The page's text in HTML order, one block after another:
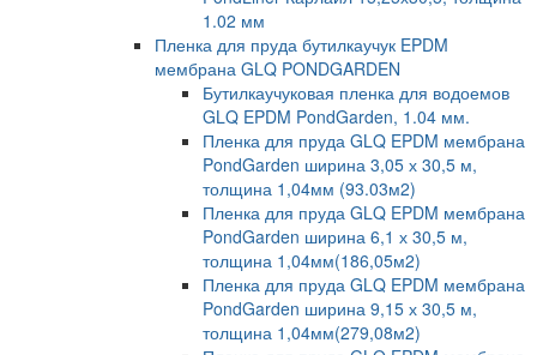
1.02 мм
Пленка для пруда бутилкаучук EPDM
мембрана GLQ PONDGARDEN
Бутилкаучуковая пленка для водоемов
GLQ EPDM PondGarden, 1.04 мм.
Пленка для пруда GLQ EPDM мембрана
PondGarden ширина 3,05 х 30,5 м,
толщина 1,04мм (93.03м2)
Пленка для пруда GLQ EPDM мембрана
PondGarden ширина 6,1 х 30,5 м,
толщина 1,04мм(186,05м2)
Пленка для пруда GLQ EPDM мембрана
PondGarden ширина 9,15 х 30,5 м,
толщина 1,04мм(279,08м2)